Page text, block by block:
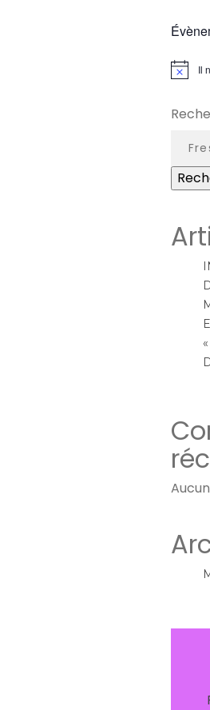
N
i
Il